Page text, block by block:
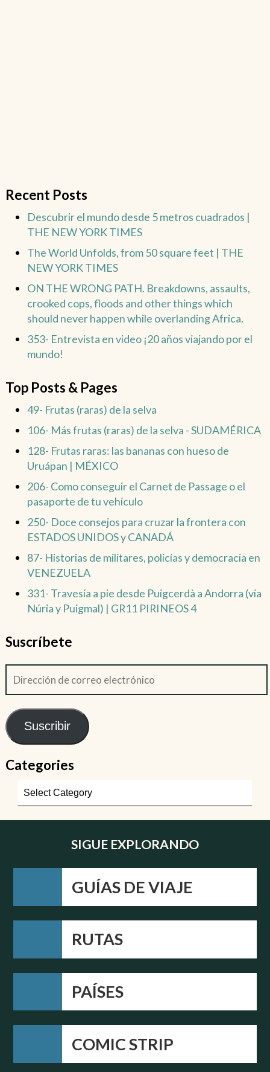
Recent Posts
Descubrir el mundo desde 5 metros cuadrados |
THE NEW YORK TIMES
The World Unfolds, from 50 square feet | THE
NEW YORK TIMES
ON THE WRONG PATH. Breakdowns, assaults,
crooked cops, floods and other things which
should never happen while overlanding Africa.
353- Entrevista en video ¡20 años viajando por el
mundo!
Top Posts & Pages
49- Frutas (raras) de la selva
106- Más frutas (raras) de la selva - SUDAMÉRICA
128- Frutas raras: las bananas con hueso de
Uruápan | MÉXICO
206- Como conseguir el Carnet de Passage o el
pasaporte de tu vehículo
250- Doce consejos para cruzar la frontera con
ESTADOS UNIDOS y CANADÁ
87- Historias de militares, policías y democracia en
VENEZUELA
331- Travesía a pie desde Puigcerdà a Andorra (vía
Núria y Puigmal) | GR11 PIRINEOS 4
Suscríbete
Suscribir
Categories
SIGUE EXPLORANDO
GUÍAS DE VIAJE
RUTAS
PAÍSES
COMIC STRIP